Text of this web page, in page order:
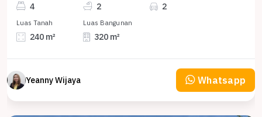
4 2 2
Luas Tanah
240 m²
Luas Bangunan
320 m²
Yeanny Wijaya Whatsapp